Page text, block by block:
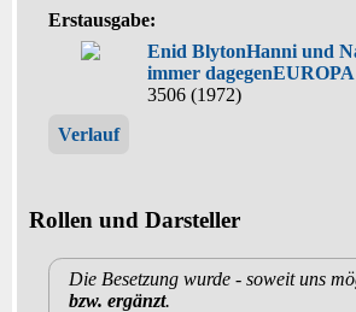
Erstausgabe:
Enid BlytonHanni und
immer dagegen
3506 (1972)
Verlauf
Rollen und Darsteller
Die Besetzung wurde - soweit uns
bzw. ergänzt.